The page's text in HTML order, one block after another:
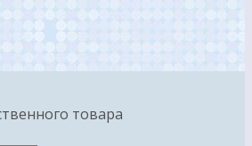
товара